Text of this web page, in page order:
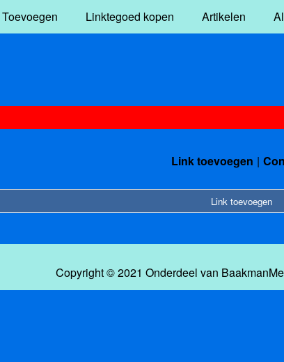
Toevoegen Linktegoed kopen Artikelen
Link toevoegen
Link toevoegen
Copyright © 2021 Onderdeel van